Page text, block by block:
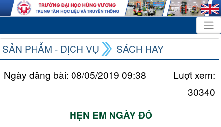
SẢN PHẨM - DỊCH VỤ
SÁCH HAY
Ngày đăng bài: 08/05/2019 09:38
Lượt xem:
30340
HẸN EM NGÀY ĐÓ